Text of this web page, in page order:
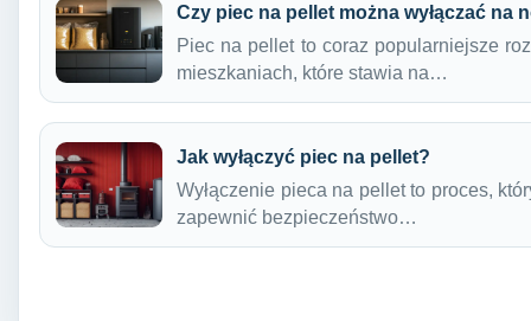
Czy piec na pellet można wyłączać na
Piec na pellet to coraz popularniejsze
mieszkaniach, które stawia na…
Jak wyłączyć piec na pellet?
Wyłączenie pieca na pellet to proces,
zapewnić bezpieczeństwo…